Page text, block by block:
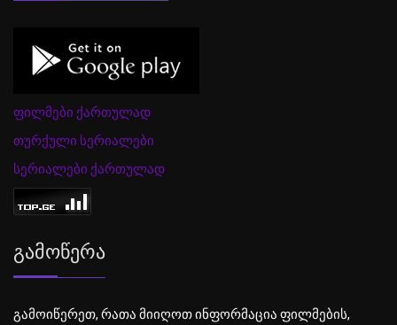
ფილმები ქართულად
თურქული სერიალები
სერიალები ქართულად
Გამოწერა
გამოიწერეთ, რათა მიიღოთ ინფორმაცია ფილმების,